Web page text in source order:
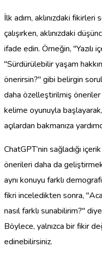
İlk adım, aklınızdaki
çalışırken, aklınızdaki
ifade edin. Örneğin, "Yazılı
"Sürdürülebilir yaşam
önerirsin?" gibi belirgin
daha özelleştirilmiş öneriler
kelime oyunuyla başlayarak,
açılardan bakmanıza
ChatGPT’nin sağladığı
önerileri daha da
aynı konuyu farklı
fikri inceledikten sonra,
nasıl farklı sunabilirim?"
Böylece, yalnızca bir fikir
edinebilirsiniz.